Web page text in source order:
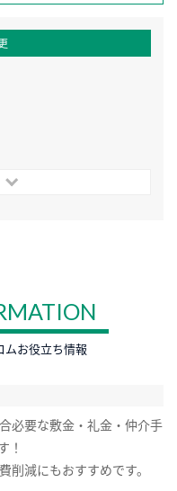
ムお役立ち情報
必要な敷金・礼金・仲介手
！
削減にもおすすめです。